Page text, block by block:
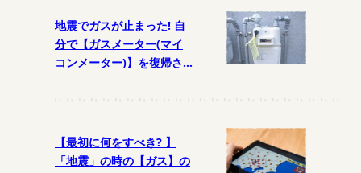
地震でガスが止まった! 自
分で【ガスメーター(マイ
コンメーター)】を復帰さ
【最初に何をすべき? 】
「地震」の時の【ガス】の